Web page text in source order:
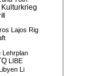
Kulturkrieg
Lajos Rig
Lehrplan
LIBE
Li